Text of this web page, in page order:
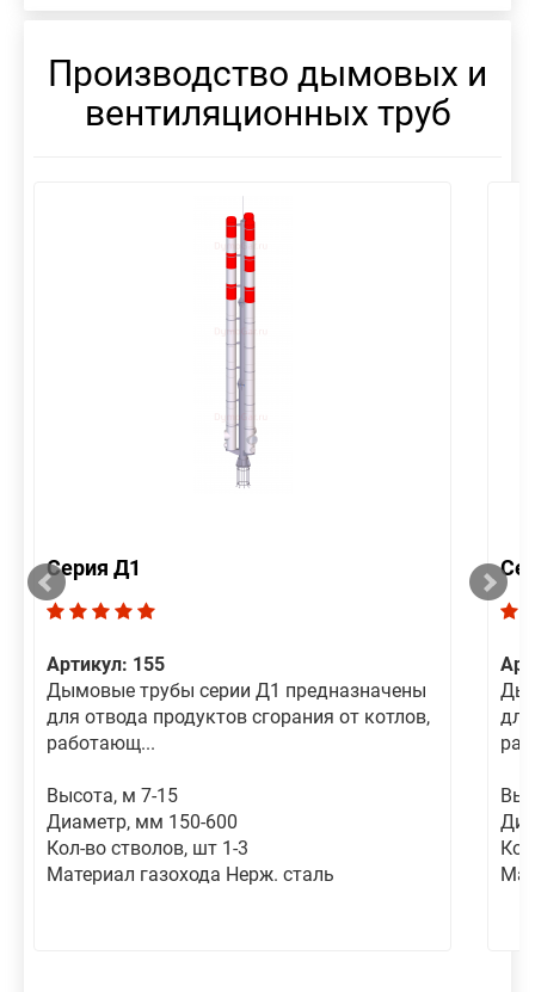
Производство дымовых и
вентиляционных труб
Серия Д1
Артикул: 155
Дымовые трубы серии Д1 предназначены
для отвода продуктов сгорания от котлов,
работающ...
Высота, м 7-15
Диаметр, мм 150-600
Кол-во стволов, шт 1-3
Материал газохода Нерж. сталь